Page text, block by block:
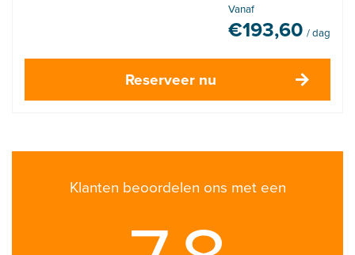
Vanaf
€193,60 / dag
Reserveer nu
Klanten beoordelen ons met een